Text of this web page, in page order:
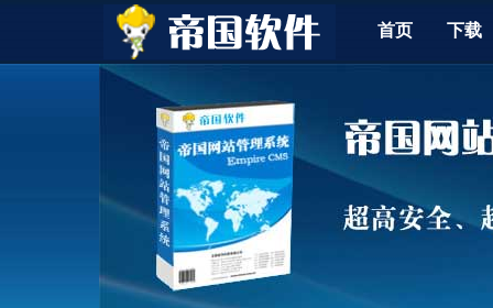
首页 下载